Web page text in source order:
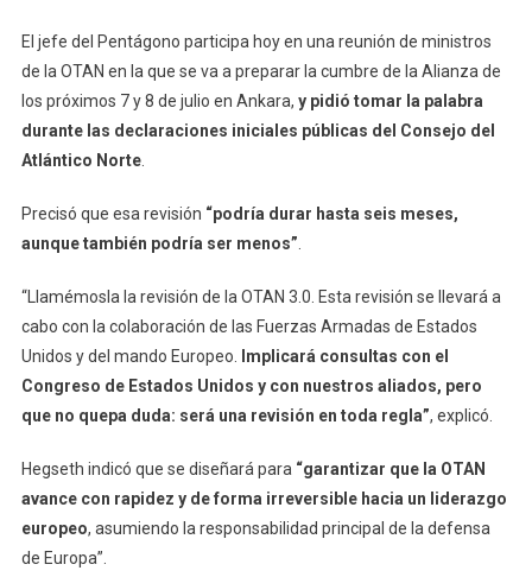
El jefe del Pentágono participa hoy en una reunión de ministros
de la OTAN en la que se va a preparar la cumbre de la Alianza de
los próximos 7 y 8 de julio en Ankara, y pidió tomar la palabra
durante las declaraciones iniciales públicas del Consejo del
Atlántico Norte.
Precisó que esa revisión “podría durar hasta seis meses,
aunque también podría ser menos”.
“Llamémosla la revisión de la OTAN 3.0. Esta revisión se llevará a
cabo con la colaboración de las Fuerzas Armadas de Estados
Unidos y del mando Europeo. Implicará consultas con el
Congreso de Estados Unidos y con nuestros aliados, pero
que no quepa duda: será una revisión en toda regla”, explicó.
Hegseth indicó que se diseñará para “garantizar que la OTAN
avance con rapidez y de forma irreversible hacia un liderazgo
europeo, asumiendo la responsabilidad principal de la defensa
de Europa”.